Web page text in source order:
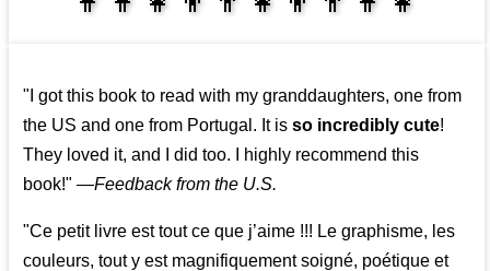
👩‍👩‍👧‍👧👨‍👩‍👧‍👧
"I got this book to read with my granddaughters, one from
the US and one from Portugal. It isso incredibly cute!
They loved it, and I did too. I highly recommend this
book!" —Feedback from the U.S.
"Ce petit livre est tout ce que j’aime !!! Le graphisme, les
couleurs, tout y est magnifiquement soigné, poétique et